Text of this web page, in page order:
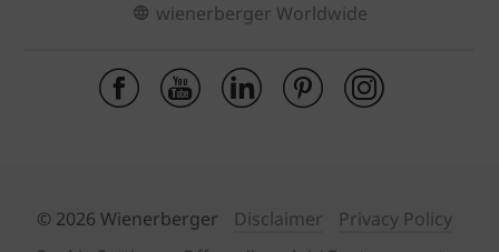
wienerberger Worldwide
© 2026 Wienerberger Disclaimer
Privacy Policy